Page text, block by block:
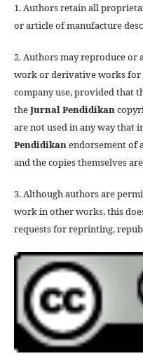
1. Authors retain all
or article of manufacture
2. Authors may reproduce
work or derivative works for
company use, provided that
theJurnalPendidikan
are not used in any way that
Pendidikanendorsement of
and the copies themselves
3. Although authors are
work in other works, this
requests for reprinting,